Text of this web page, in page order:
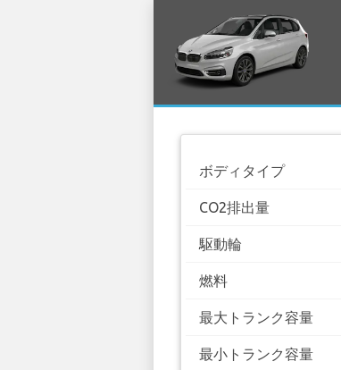
ボディタイプ
CO2排出量
駆動輪
燃料
最大トランク容量
最小トランク容量